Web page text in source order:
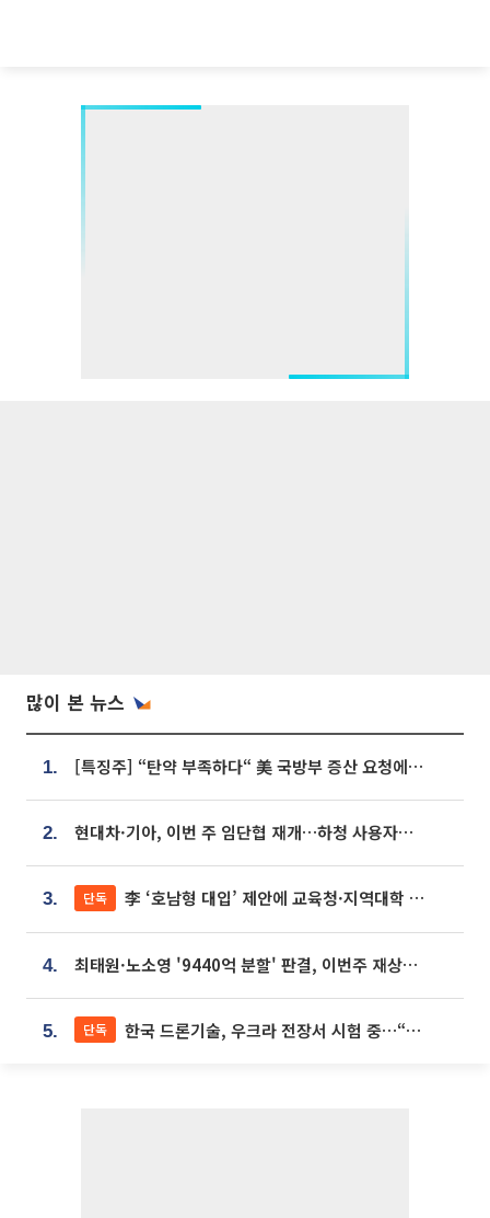
많이 본 뉴스
1. [특징주] “탄약 부족하다“ 美 국방부 증산 요청에⋯국내 방산주 급등세
2. 현대차·기아, 이번 주 임단협 재개…하청 사용자성 재심도 ‘변수’
3. 단독 李 ‘호남형 대입’ 제안에 교육청·지역대학 서·논술형 입시 연계 '착수'
4. 최태원·노소영 '9440억 분할' 판결, 이번주 재상고 여부 주목
5. 단독 한국 드론기술, 우크라 전장서 시험 중…“스타트업 여러 곳 참여”